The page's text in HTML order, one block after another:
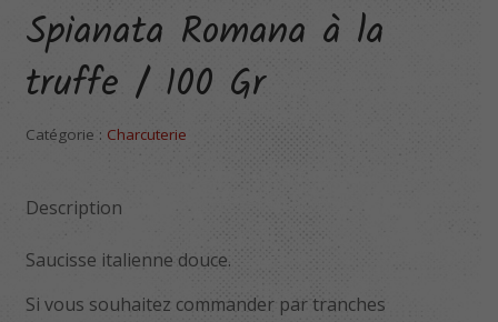
Spianata Romana à la
truffe / 100 Gr
Catégorie : Charcuterie
Description
Saucisse italienne douce.
Si vous souhaitez commander par tranches